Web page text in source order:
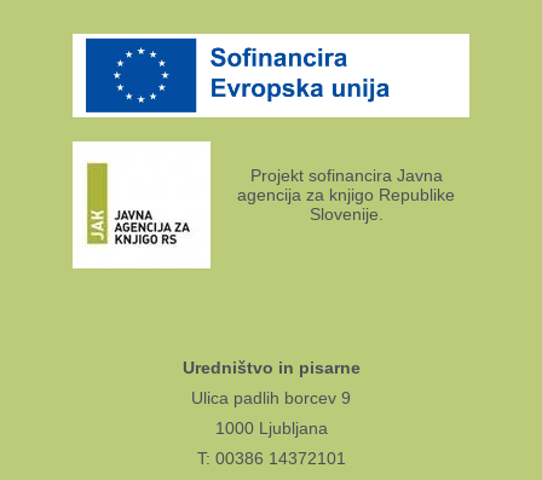
Projekt sofinancira Javna
agencija za knjigo Republike
Slovenije.
Uredništvo in pisarne
Ulica padlih borcev 9
1000 Ljubljana
T: 00386 14372101